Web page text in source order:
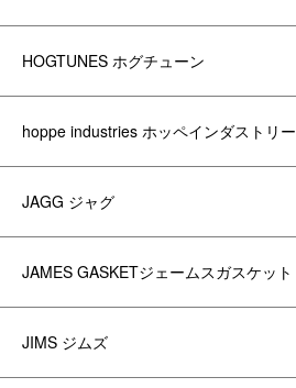
HOGTUNES ホグチューン
hoppe industries ホッペインダストリー
JAGG ジャグ
JAMES GASKETジェームスガスケット
JIMS ジムズ